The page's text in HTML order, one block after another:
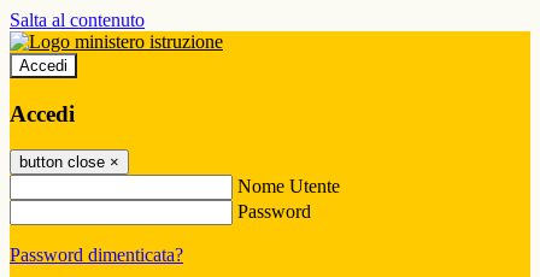
Salta al contenuto
Accedi
Accedi
button close ×
Nome Utente
Password
Password dimenticata?